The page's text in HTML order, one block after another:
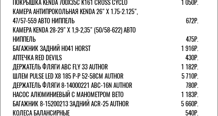
ПОКРЫШКА KENDA 700Х35С K161 CROSS CYCLO
1 050Р.
КАМЕРА АНТИПРОКОЛЬНАЯ KENDA 26" Х 1.75-2.125",
47/57-559 АВТО НИППЕЛЬ
672Р.
КАМЕРА KENDA 28-29" Х 1,9-2,35" (50/58-622) АВТО
НИППЕЛЬ
475Р.
БАГАЖНИК ЗАДНИЙ H041 HORST
1 916Р.
АПТЕЧКА RED DEVILS
430Р.
ДЕРЖАТЕЛЬ ФЛЯГИ АВС FLY 33 AUTHOR
1 182Р.
ШЛЕМ PULSE LED X8 185 Р-Р 52-58СМ AUTHOR
5 710Р.
ДЕРЖАТЕЛЬ ФЛЯГИ 8-14000221 ABC-16N AUTHOR
780Р.
НАСОС АЛЮМИНИЕВЫЙ С МАНОМЕТРОМ BETO
1 183Р.
БАГАЖНИК 8-15200213 ЗАДНИЙ ACR-25 AUTHOR
5 660Р.
КОЛЕСА БАЛАНСИРНЫЕ
540Р.